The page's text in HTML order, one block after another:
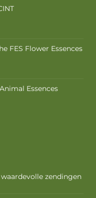
FES Flower Essences
Essences
zendingen